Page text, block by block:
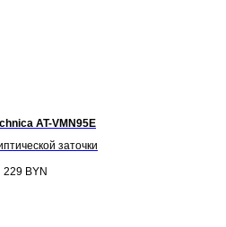
AT-VMN95E
заточки
229 BYN